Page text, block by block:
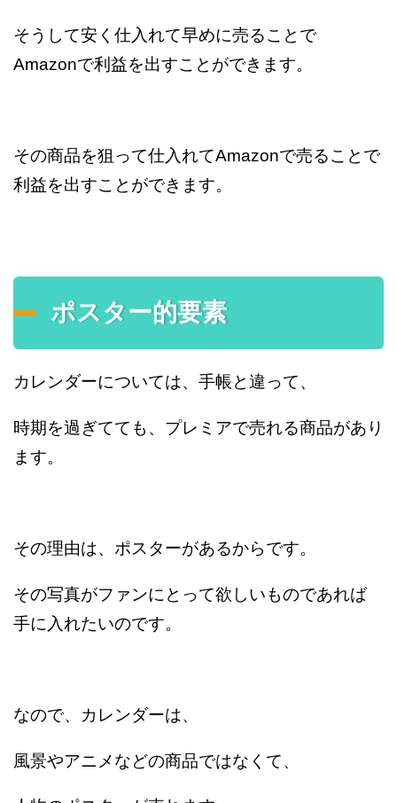
そうして安く仕入れて早めに売ることで
Amazonで利益を出すことができます。
その商品を狙って仕入れてAmazonで売ることで
利益を出すことができます。
ポスター的要素
カレンダーについては、手帳と違って、
時期を過ぎてても、プレミアで売れる商品があり
ます。
その理由は、ポスターがあるからです。
その写真がファンにとって欲しいものであれば
手に入れたいのです。
なので、カレンダーは、
風景やアニメなどの商品ではなくて、